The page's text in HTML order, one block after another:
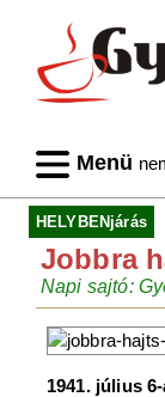
Menü
HELYBENjárás
Jobbra
Napi sajtó:
1941. július